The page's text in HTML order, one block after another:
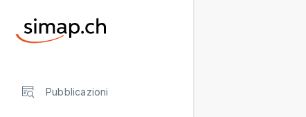
Pubblicazioni